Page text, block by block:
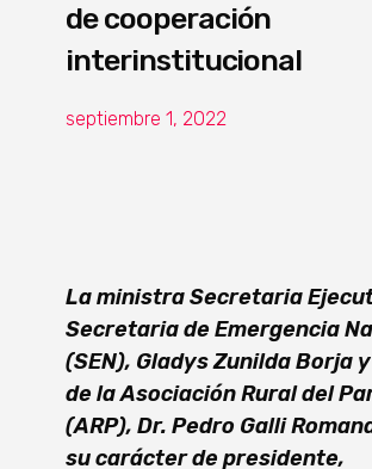
de cooperación
interinstitucional
septiembre 1, 2022
La ministra Secretaria
Secretaria de Emergencia
(SEN), Gladys Zunilda Borja
de la Asociación Rural del
(ARP), Dr. Pedro Galli
su carácter de presidente,